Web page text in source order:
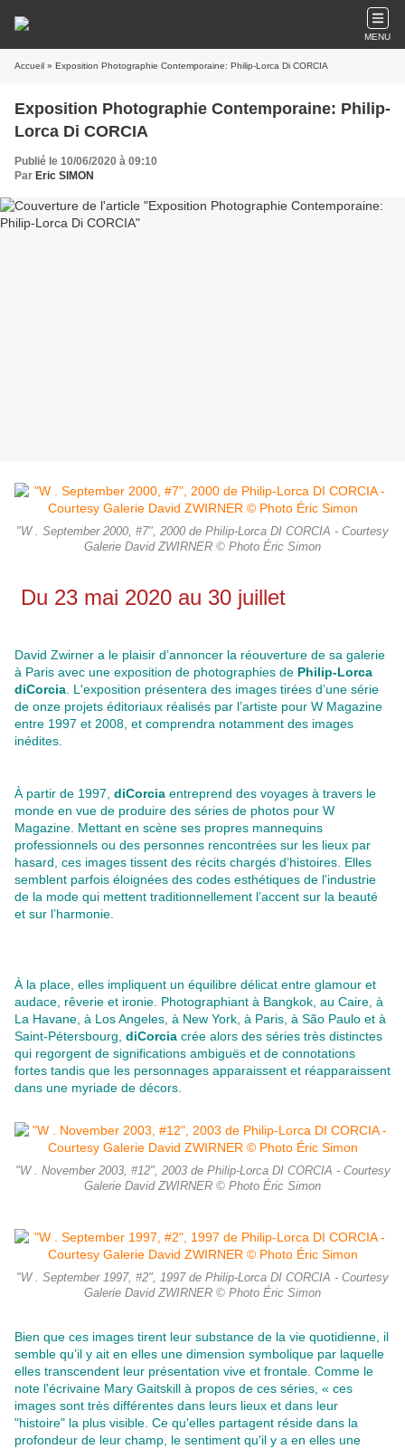
MENU
Accueil » Exposition Photographie Contemporaine: Philip-Lorca Di CORCIA
Exposition Photographie Contemporaine: Philip-
Lorca Di CORCIA
Publié le 10/06/2020 à 09:10
Par Eric SIMON
"W . September 2000, #7", 2000 de Philip-Lorca DI CORCIA - Courtesy
Galerie David ZWIRNER © Photo Éric Simon
Du 23 mai 2020 au 30 juillet
David Zwirner a le plaisir d’annoncer la réouverture de sa galerie
à Paris avec une exposition de photographies de Philip-Lorca
diCorcia . L'exposition présentera des images tirées d’une série
de onze projets éditoriaux réalisés par l’artiste pour W Magazine
entre 1997 et 2008, et comprendra notamment des images
inédites.
À partir de 1997, diCorcia entreprend des voyages à travers le
monde en vue de produire des séries de photos pour W
Magazine. Mettant en scène ses propres mannequins
professionnels ou des personnes rencontrées sur les lieux par
hasard, ces images tissent des récits chargés d’histoires. Elles
semblent parfois éloignées des codes esthétiques de l'industrie
de la mode qui mettent traditionnellement l’accent sur la beauté
et sur l’harmonie.
À la place, elles impliquent un équilibre délicat entre glamour et
audace, rêverie et ironie. Photographiant à Bangkok, au Caire, à
La Havane, à Los Angeles, à New York, à Paris, à São Paulo et à
Saint-Pétersbourg, diCorcia crée alors des séries très distinctes
qui regorgent de significations ambiguës et de connotations
fortes tandis que les personnages apparaissent et réapparaissent
dans une myriade de décors.
"W . November 2003, #12", 2003 de Philip-Lorca DI CORCIA - Courtesy
Galerie David ZWIRNER © Photo Éric Simon
"W . September 1997, #2", 1997 de Philip-Lorca DI CORCIA - Courtesy
Galerie David ZWIRNER © Photo Éric Simon
Bien que ces images tirent leur substance de la vie quotidienne, il
semble qu’il y ait en elles une dimension symbolique par laquelle
elles transcendent leur présentation vive et frontale. Comme le
note l'écrivaine Mary Gaitskill à propos de ces séries, « ces
images sont très différentes dans leurs lieux et dans leur
"histoire" la plus visible. Ce qu'elles partagent réside dans la
profondeur de leur champ, le sentiment qu'il y a en elles une